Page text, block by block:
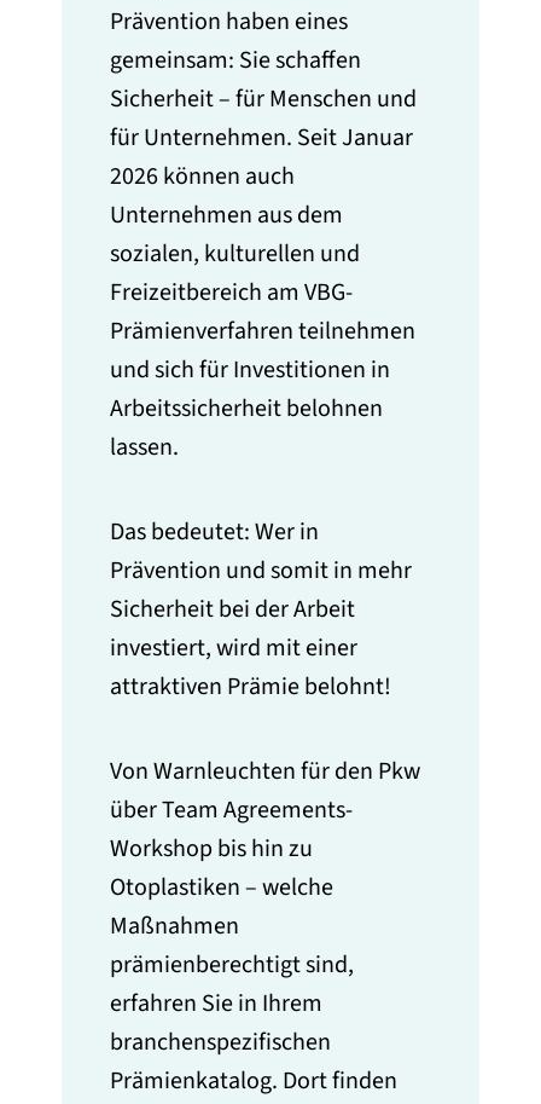
Prävention haben eines
gemeinsam: Sie schaffen
Sicherheit – für Menschen und
für Unternehmen. Seit Januar
2026 können auch
Unternehmen aus dem
sozialen, kulturellen und
Freizeitbereich am VBG-
Prämienverfahren teilnehmen
und sich für Investitionen in
Arbeitssicherheit belohnen
lassen.
Das bedeutet: Wer in
Prävention und somit in mehr
Sicherheit bei der Arbeit
investiert, wird mit einer
attraktiven Prämie belohnt!
Von Warnleuchten für den Pkw
über Team Agreements-
Workshop bis hin zu
Otoplastiken – welche
Maßnahmen
prämienberechtigt sind,
erfahren Sie in Ihrem
branchenspezifischen
Prämienkatalog. Dort finden